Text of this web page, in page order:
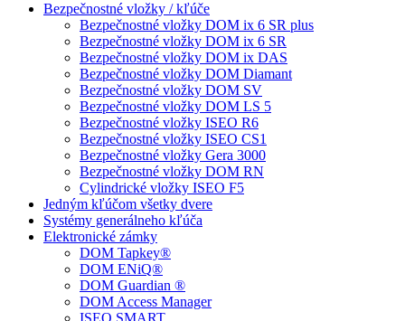
Bezpečnostné vložky / kľúče
Bezpečnostné vložky DOM ix 6 SR plus
Bezpečnostné vložky DOM ix 6 SR
Bezpečnostné vložky DOM ix DAS
Bezpečnostné vložky DOM Diamant
Bezpečnostné vložky DOM SV
Bezpečnostné vložky DOM LS 5
Bezpečnostné vložky ISEO R6
Bezpečnostné vložky ISEO CS1
Bezpečnostné vložky Gera 3000
Bezpečnostné vložky DOM RN
Cylindrické vložky ISEO F5
Jedným kľúčom všetky dvere
Systémy generálneho kľúča
Elektronické zámky
DOM Tapkey®
DOM ENiQ®
DOM Guardian ®
DOM Access Manager
ISEO SMART